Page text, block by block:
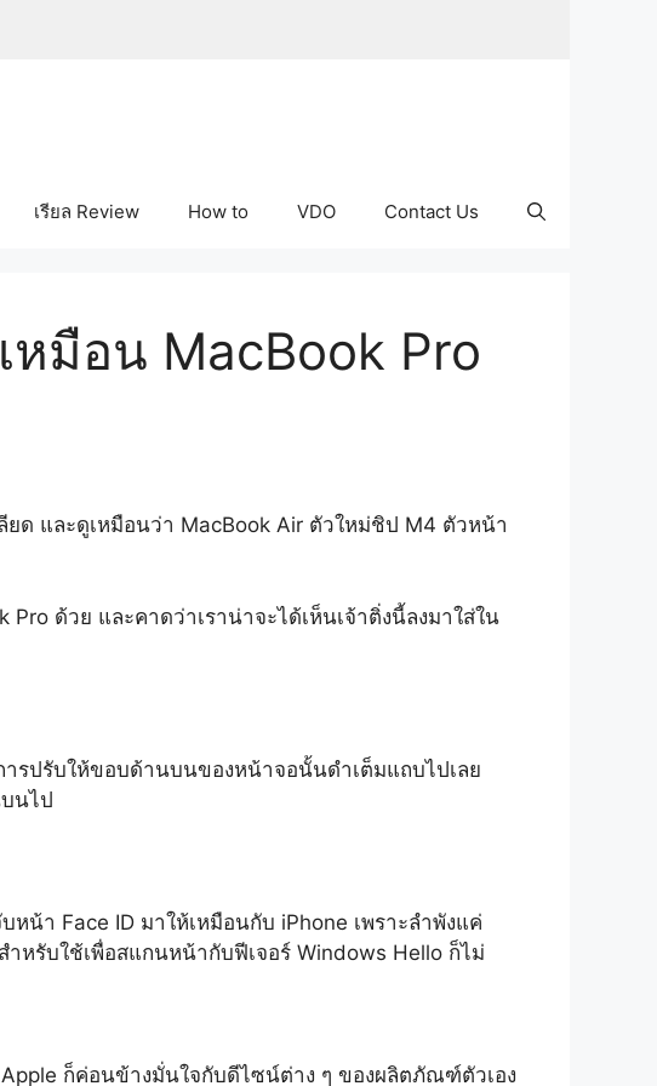
เรียล Review How to VDO Contact Us
หมือน MacBook Pro
ด และดูเหมือนว่า MacBook Air ตัวใหม่ชิป M4 ตัวหน้า
ด้วย และคาดว่าเราน่าจะได้เห็นเจ้าติ่งนี้ลงมาใส่ใน
รปรับให้ขอบด้านบนของหน้าจอนั้นดำเต็มแถบไปเลย
นไป
หน้า Face ID มาให้เหมือนกับ iPhone เพราะลำพังแค่
หรับใช้เพื่อสแกนหน้ากับฟีเจอร์ Windows Hello ก็ไม่
ก็ค่อนข้างมั่นใจกับดีไซน์ต่าง ๆ ของผลิตภัณฑ์ตัวเอง